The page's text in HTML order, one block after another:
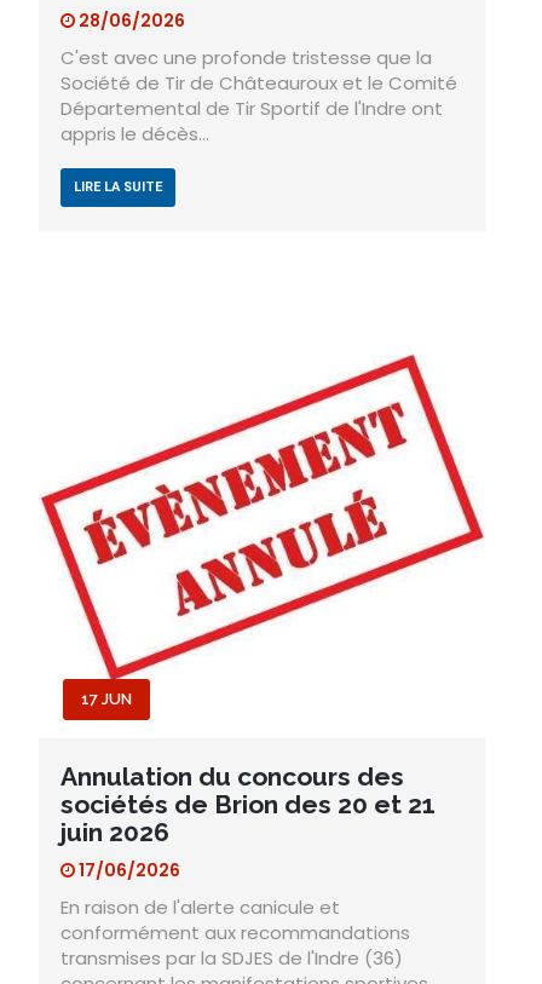
28/06/2026
C'est avec une profonde tristesse que la
Société de Tir de Châteauroux et le Comité
Départemental de Tir Sportif de l'Indre ont
appris le décès…
LIRE LA SUITE
17 JUN
Annulation du concours des
sociétés de Brion des 20 et 21
juin 2026
17/06/2026
En raison de l'alerte canicule et
conformément aux recommandations
transmises par la SDJES de l'Indre (36)